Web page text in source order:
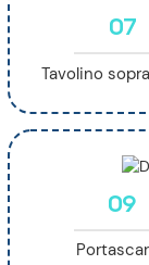
07
Tavolino
09